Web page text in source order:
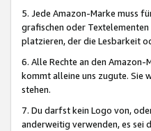
5. Jede Amazon-Marke muss
grafischen oder
platzieren, der die Lesbarkeit
6. Alle Rechte an den
kommt alleine uns zugute. Sie
stehen.
7. Du darfst kein Logo von,
anderweitig verwenden, es sei